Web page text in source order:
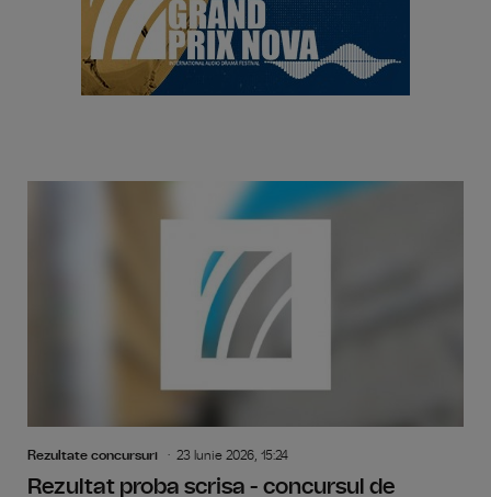
Rezultate concursuri 23 Iunie 2026, 15:24
Rezultat proba scrisa - concursul de